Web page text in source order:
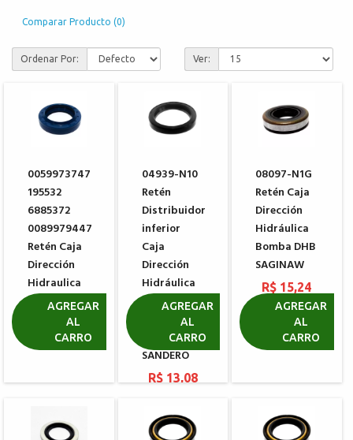
Comparar Producto (0)
Ordenar Por: Ver:
0059973747
195532
6885372
0089979447
Retén Caja
Dirección
Hidraulica
Sin Fin ZF
0770198103
R$ 19,20
AGREGAR
AL
CARRO
04939-N10
Retén
Distribuidor
inferior
Caja
Dirección
Hidráulica
TRW
RENAULT
RENAULT
SANDERO
R$ 13,08
AGREGAR
AL
CARRO
08097-N1G
Retén Caja
Dirección
Hidráulica
Bomba DHB
SAGINAW
R$ 15,24
AGREGAR
AL
CARRO